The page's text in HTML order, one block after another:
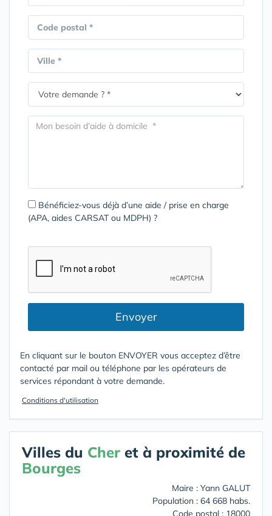
Code postal *
Ville *
Bénéficiez-vous déjà d’une aide / prise en charge
(APA, aides CARSAT ou MDPH) ?
Envoyer
En cliquant sur le bouton ENVOYER vous acceptez d’être
contacté par mail ou téléphone par les opérateurs de
services répondant à votre demande.
Conditions d'utilisation
Villes du Cher et à proximité de
Bourges
Maire : Yann GALUT
Population : 64 668 habs.
Code postal : 18000